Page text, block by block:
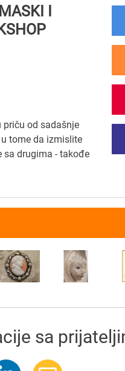
I
priču od sadašnje
tome da izmislite
sa drugima - takođe
sa